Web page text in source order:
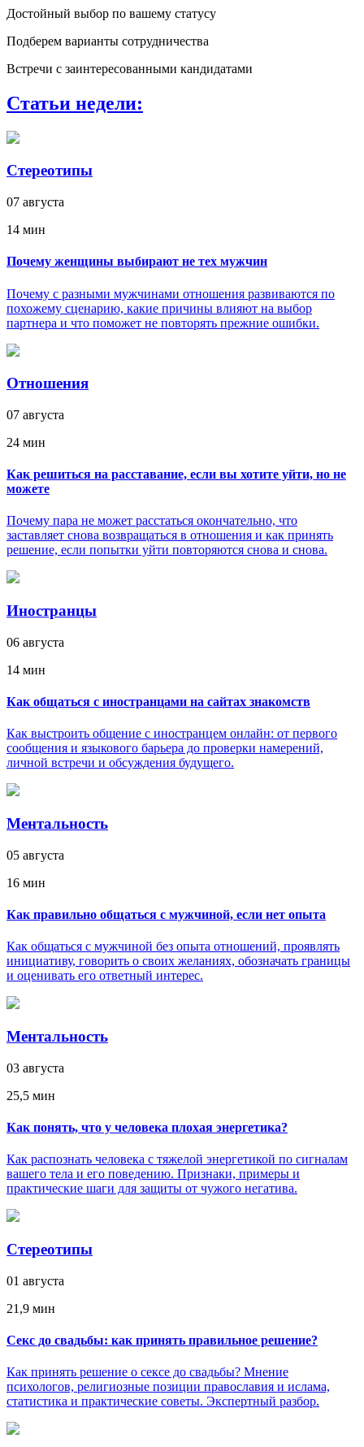
Достойный выбор по вашему статусу
Подберем варианты сотрудничества
Встречи с заинтересованными кандидатами
Статьи недели:
Стереотипы
07 августа
14 мин
Почему женщины выбирают не тех мужчин
Почему с разными мужчинами отношения развиваются по
похожему сценарию, какие причины влияют на выбор
партнера и что поможет не повторять прежние ошибки.
Отношения
07 августа
24 мин
Как решиться на расставание, если вы хотите уйти, но не
можете
Почему пара не может расстаться окончательно, что
заставляет снова возвращаться в отношения и как принять
решение, если попытки уйти повторяются снова и снова.
Иностранцы
06 августа
14 мин
Как общаться с иностранцами на сайтах знакомств
Как выстроить общение с иностранцем онлайн: от первого
сообщения и языкового барьера до проверки намерений,
личной встречи и обсуждения будущего.
Ментальность
05 августа
16 мин
Как правильно общаться с мужчиной, если нет опыта
Как общаться с мужчиной без опыта отношений, проявлять
инициативу, говорить о своих желаниях, обозначать границы
и оценивать его ответный интерес.
Ментальность
03 августа
25,5 мин
Как понять, что у человека плохая энергетика?
Как распознать человека с тяжелой энергетикой по сигналам
вашего тела и его поведению. Признаки, примеры и
практические шаги для защиты от чужого негатива.
Стереотипы
01 августа
21,9 мин
Секс до свадьбы: как принять правильное решение?
Как принять решение о сексе до свадьбы? Мнение
психологов, религиозные позиции православия и ислама,
статистика и практические советы. Экспертный разбор.